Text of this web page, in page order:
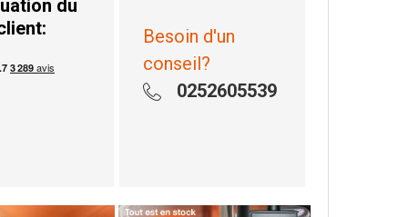
du
Besoin d'un
conseil?
0252605539